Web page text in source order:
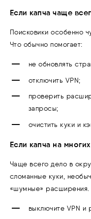
Если капча чаще
Поисковики особенно
Что обычно помогает:
не обновлять
отключить VPN;
проверить
запросы;
очистить куки и
Если капча на
Чаще всего дело в
сломанные куки,
«шумные» расширения.
выключите VPN и